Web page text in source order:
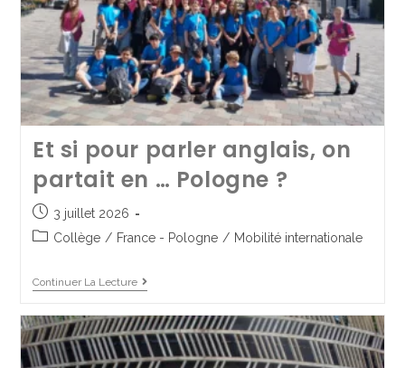
Et si pour parler anglais, on
partait en … Pologne ?
3 juillet 2026
Collège / France - Pologne / Mobilité internationale
Continuer La Lecture
Wonderful Letters pour notre
section américaine
2 juillet 2025 Collège